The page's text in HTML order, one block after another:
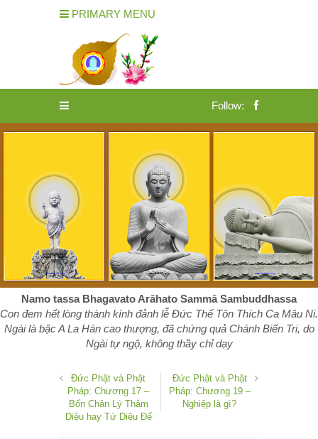
PRIMARY MENU
Follow:
Namo tassa Bhagavato Arāhato Sammā Sambuddhassa
Con đem hết lòng thành kính đảnh lễ Đức Thế Tôn Thích Ca Mâu Ni.
Ngài là bậc A La Hán cao thượng, đã chứng quả Chánh Biến Tri, do
Ngài tự ngộ, không thầy chỉ dạy
Đức Phật và Phật
Pháp: Chương 17 –
Bốn Chân Lý Thâm
Diệu hay Tứ Diệu Đế
Đức Phật và Phật
Pháp: Chương 19 –
Nghiệp là gì?